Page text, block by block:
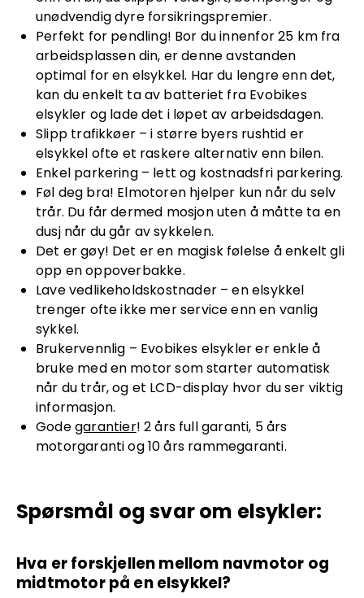
unødvendig dyre forsikringspremier.
Perfekt for pendling! Bor du innenfor 25 km fra
arbeidsplassen din, er denne avstanden
optimal for en elsykkel. Har du lengre enn det,
kan du enkelt ta av batteriet fra Evobikes
elsykler og lade det i løpet av arbeidsdagen.
Slipp trafikkøer – i større byers rushtid er
elsykkel ofte et raskere alternativ enn bilen.
Enkel parkering – lett og kostnadsfri parkering.
Føl deg bra! Elmotoren hjelper kun når du selv
trår. Du får dermed mosjon uten å måtte ta en
dusj når du går av sykkelen.
Det er gøy! Det er en magisk følelse å enkelt gli
opp en oppoverbakke.
Lave vedlikeholdskostnader – en elsykkel
trenger ofte ikke mer service enn en vanlig
sykkel.
Brukervennlig – Evobikes elsykler er enkle å
bruke med en motor som starter automatisk
når du trår, og et LCD-display hvor du ser viktig
informasjon.
Godegarantier! 2 års full garanti, 5 års
motorgaranti og 10 års rammegaranti.
Spørsmål og svar om elsykler:
Hva er forskjellen mellom navmotor og
midtmotor på en elsykkel?